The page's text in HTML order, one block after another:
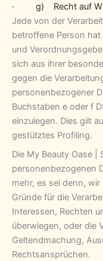
· g) Recht auf
Jede von der
betroffene Person
und
sich aus ihrer
gegen die
personenbezogener
Buchstaben e oder f
einzulegen. Dies gilt
gestütztes Profiling.
Die My Beauty Oase
personenbezogenen
mehr, es sei denn,
Gründe für die
Interessen, Rechten
überwiegen, oder die
Geltendmachung,
Rechtsansprüchen.